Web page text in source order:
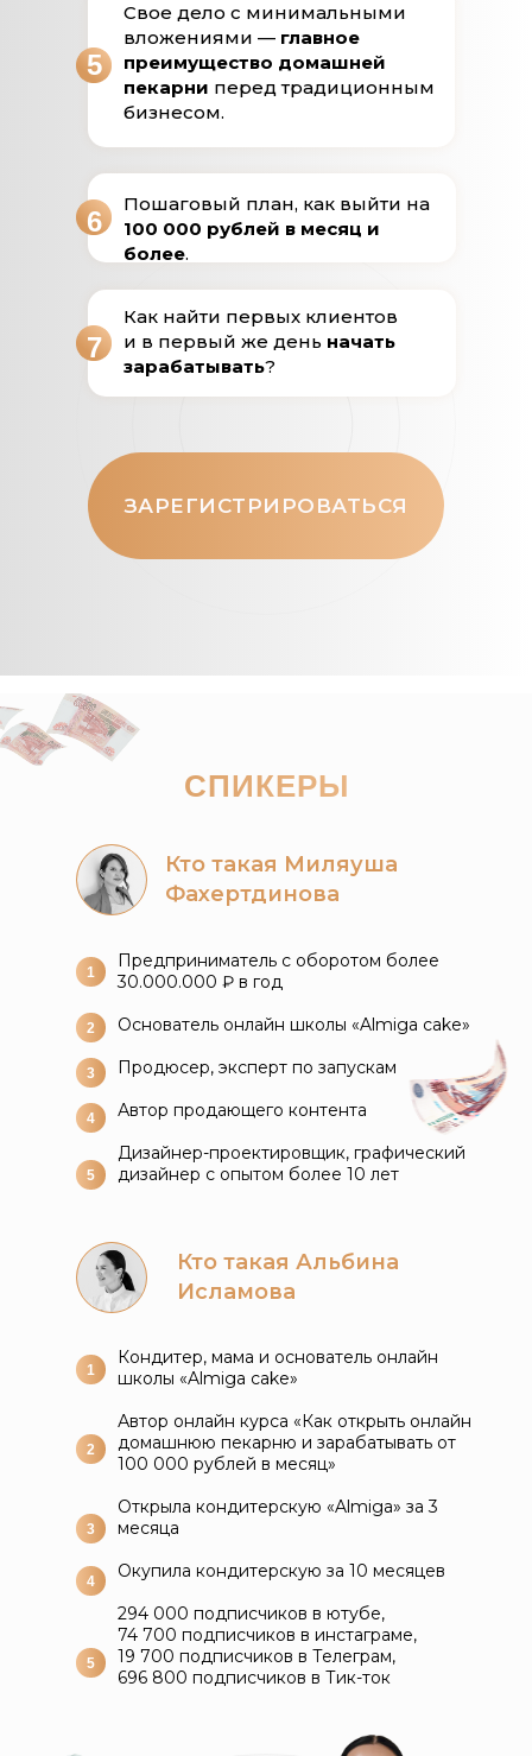
Свое дело с минимальными
вложениями — главное
преимущество домашней
пекарни перед традиционным
бизнесом.
Пошаговый план, как выйти на
100 000 рублей в месяц и
более.
Как найти первых клиентов
и в первый же день начать
зарабатывать?
ЗАРЕГИСТРИРОВАТЬСЯ
5
6
7
СПИКЕРЫ
Предприниматель с оборотом более
30.000.000 ₽ в год
Основатель онлайн школы «Almiga cake»
Продюсер, эксперт по запускам
Автор продающего контента
Дизайнер-проектировщик, графический
дизайнер с опытом более 10 лет
1
2
3
4
Кто такая Миляуша
Фахертдинова
Кондитер, мама и основатель онлайн
школы «Almiga cake»
Автор онлайн курса «Как открыть онлайн
домашнюю пекарню и зарабатывать от
100 000 рублей в месяц»
Открыла кондитерскую «Almiga» за 3
месяца
Окупила кондитерскую за 10 месяцев
294 000 подписчиков в ютубе,
74 700 подписчиков в инстаграме,
19 700 подписчиков в Телеграм,
696 800 подписчиков в Тик-ток
1
2
3
4
Кто такая Альбина
Исламова
5
5